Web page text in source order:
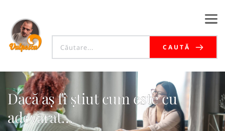
CAUTĂ
Dacă aș fi știut cum este cu
adevărat…